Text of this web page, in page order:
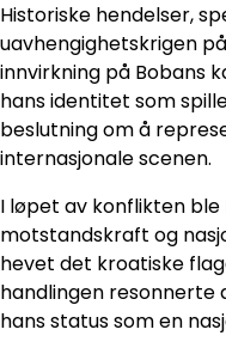
Historiske hendelser,
uavhengighetskrigen
innvirkning på Bobans
hans identitet som
beslutning om å
internasjonale scenen.
I løpet av konflikten
motstandskraft og
hevet det kroatiske
handlingen
hans status som en